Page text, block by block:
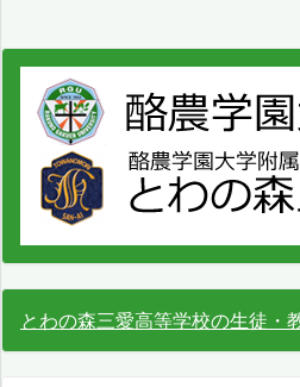
とわの森三愛高等学校の生徒・